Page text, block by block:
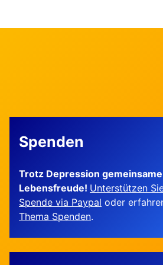
Spenden
Trotz Depression gemeinsame
Lebensfreude! Unterstützen
Spende via Paypal oder
Thema Spenden.